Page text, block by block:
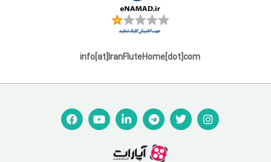
info[at]IranFluteHome[dot]com